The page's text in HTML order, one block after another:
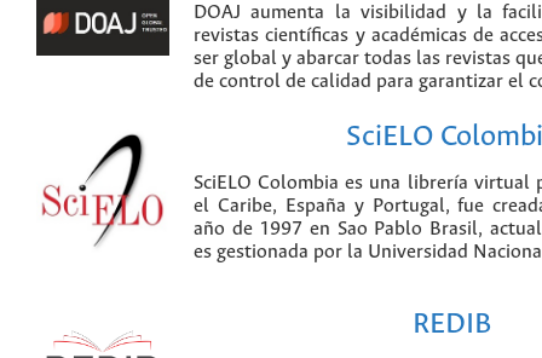
DOAJ aumenta la visibilidad y la
revistas científicas y académicas de
ser global y abarcar todas las revistas
de control de calidad para garantizar el
SciELO
SciELO Colombia es una librería virtual
el Caribe, España y Portugal, fue
año de 1997 en Sao Pablo Brasil,
es gestionada por la Universidad
REDIB